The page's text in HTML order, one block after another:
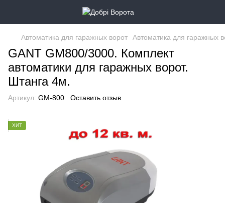
Автоматика для гаражных ворот Автоматика для гаражных
GANT GM800/3000. Комплект
автоматики для гаражных ворот.
Штанга 4м.
Артикул: GM-800 Оставить отзыв
ХИТ